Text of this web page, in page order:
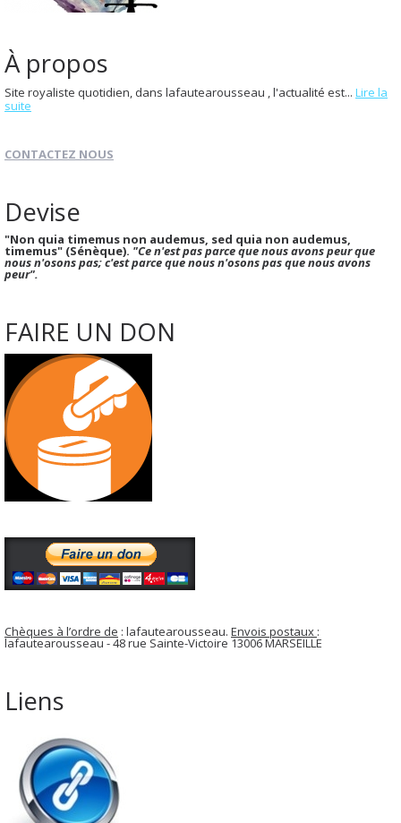
À propos
Site royaliste quotidien, dans lafautearousseau , l'actualité est... Lire la
suite
CONTACTEZ NOUS
Devise
"Non quia timemus non audemus, sed quia non audemus,
timemus" (Sénèque). "Ce n'est pas parce que nous avons peur que
nous n'osons pas; c'est parce que nous n'osons pas que nous avons
peur".
FAIRE UN DON
Chèques à l’ordre de : lafautearousseau. Envois postaux :
lafautearousseau - 48 rue Sainte-Victoire 13006 MARSEILLE
Liens